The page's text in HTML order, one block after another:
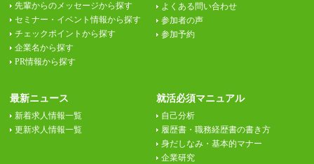
先輩からのメッセージから探す
セミナー・イベント情報から探す
チェックポイントから探す
企業名から探す
PR情報から探す
よくある問い合わせ
参加者の声
参加予約
最新ニュース
新着求人情報一覧
更新求人情報一覧
就活必須マニュアル
自己分析
履歴書・職務経歴書の書き方
身だしなみ・基本的マナー
企業研究